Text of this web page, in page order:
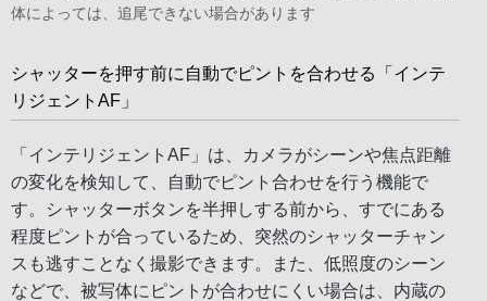
体によっては、追尾できない場合があります
シャッターを押す前に自動でピントを合わせる「インテ
リジェントAF」
「インテリジェントAF」は、カメラがシーンや焦点距離
の変化を検知して、自動でピント合わせを行う機能で
す。シャッターボタンを半押しする前から、すでにある
程度ピントが合っているため、突然のシャッターチャン
スも逃すことなく撮影できます。また、低照度のシーン
などで、被写体にピントが合わせにくい場合は、内蔵の